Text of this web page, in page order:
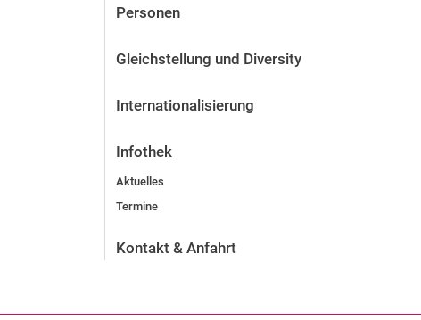
Personen
Gleichstellung und Diversity
Internationalisierung
Infothek
Aktuelles
Termine
Kontakt & Anfahrt